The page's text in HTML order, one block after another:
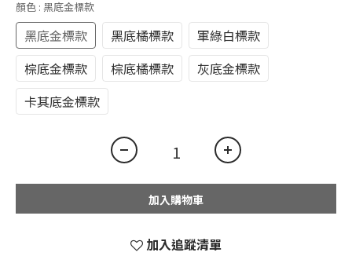
顏色 : 黑底金標款
黑底金標款 黑底橘標款
軍綠白標款
棕底金標款
棕底橘標款
灰底金標款
卡其底金標款
加入購物車
加入追蹤清單